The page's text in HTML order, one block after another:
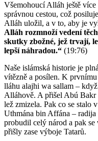
Všemohoucí Alláh ještě
správnou cestou, což
Alláh uložil, a v to, aby je
Alláh rozmnoží vedení
skutky zbožné, jež trvají,
lepší náhradou.“ (19:76)
Naše islámská historie je
vítězně a posílen. K
lláhu alajhi wa sallam –
Alláhově. A přišel Abú Bakr
lež zmizela. Pak co se stalo
Uthmána bin Affána –
probudil celý národ a pak
přišly zase výboje Tatarů.